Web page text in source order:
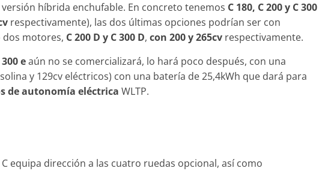
híbrida enchufable. En concreto tenemos C 180, C 200 y C 300
respectivamente), las dos últimas opciones podrían ser con
dos motores, C 200 D y C 300 D, con 200 y 265cv respectivamente.
300 eaún no se comercializará, lo hará poco después, con una
y 129cv eléctricos) con una batería de 25,4kWh que dará para
de autonomía eléctrica WLTP.
equipa dirección a las cuatro ruedas opcional, así como